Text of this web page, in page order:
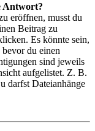
Antwort?
eröffnen, musst du
Beitrag zu
Es könnte sein,
du einen
sind jeweils
aufgelistet. Z. B.
darfst Dateianhänge